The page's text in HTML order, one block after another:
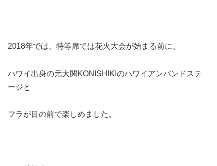
2018年では、特等席では花火大会が始まる前に、
ハワイ出身の元大関KONISHIKIのハワイアンバンドステ
ージと
フラが目の前で楽しめました。